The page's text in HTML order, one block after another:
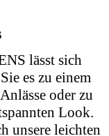
aus
Hemd zu